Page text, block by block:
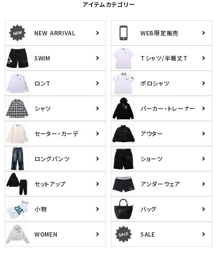
アイテムカテゴリー
NEW ARRIVAL WEB限定販売
SWIM Tシャツ/半端丈T
ロンT ポロシャツ
シャツ パーカー・トレーナー
セーター・カーデ アウター
ロングパンツ ショーツ
セットアップ アンダーウェア
小物 バッグ
WOMEN SALE